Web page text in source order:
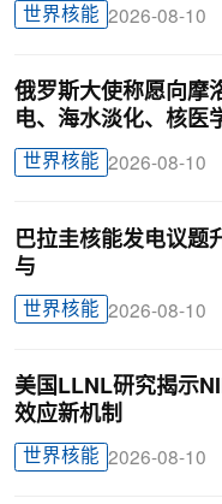
世界核能 2026-08-10
俄罗斯大使称愿向摩
电、海水淡化、核医
世界核能 2026-08-10
巴拉圭核能发电议题
与
世界核能 2026-08-10
美国LLNL研究揭示
效应新机制
世界核能 2026-08-10